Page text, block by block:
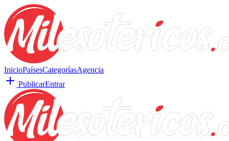
InicioPaísesCategoríasAgencia
PublicarEntrar